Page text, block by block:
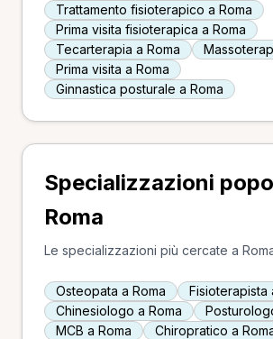
Trattamento fisioterapico a Roma
Prima visita fisioterapica a Roma
Tecarterapia a Roma
Prima visita a Roma
Ginnastica posturale a Roma
Specializzazioni
Roma
Le specializzazioni più cercate a
Osteopata a Roma
Fisioterapista
Chinesiologo a Roma
MCB a Roma
Chiropratico a